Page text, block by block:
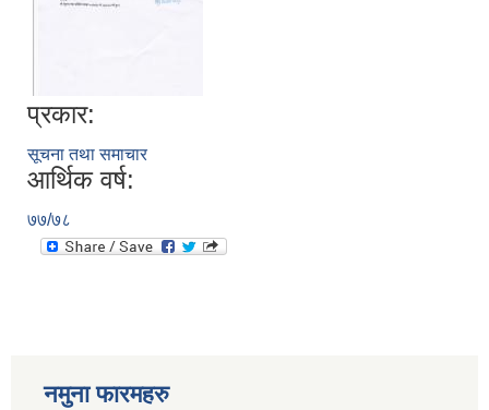
प्रकार:
सूचना तथा समाचार
आर्थिक वर्ष:
७७/७८
नमुना फारमहरु